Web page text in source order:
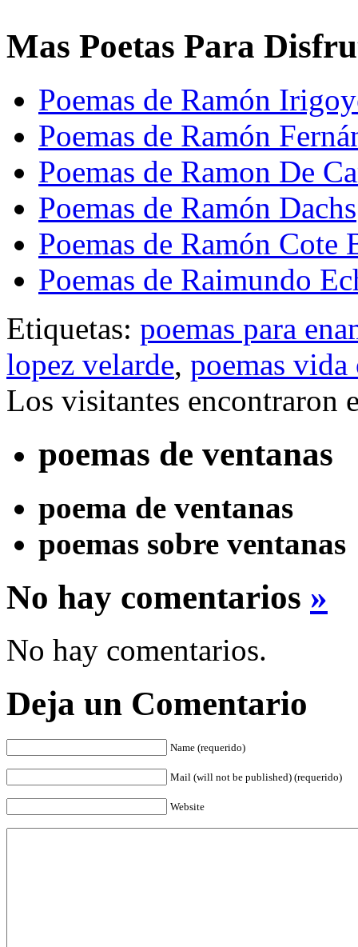
Mas Poetas Para
Poemas de Ramón
Poemas de Ramón
Poemas de Ramon De
Poemas de Ramón Dachs
Poemas de Ramón Cote
Poemas de Raimundo
Etiquetas: poemas para
lopez velarde, poemas vida
Los visitantes encontraron
poemas de ventanas
poema de ventanas
poemas sobre ventanas
No hay comentarios »
No hay comentarios.
Deja un Comentario
Name (requerido)
Mail (will not be published) (requerido)
Website